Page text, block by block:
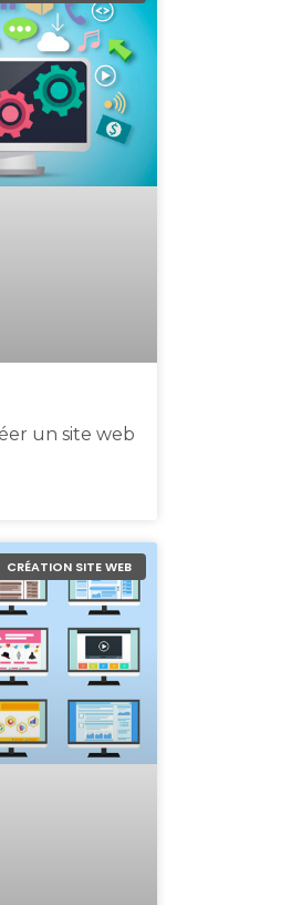
un site web
CRÉATION SITE WEB